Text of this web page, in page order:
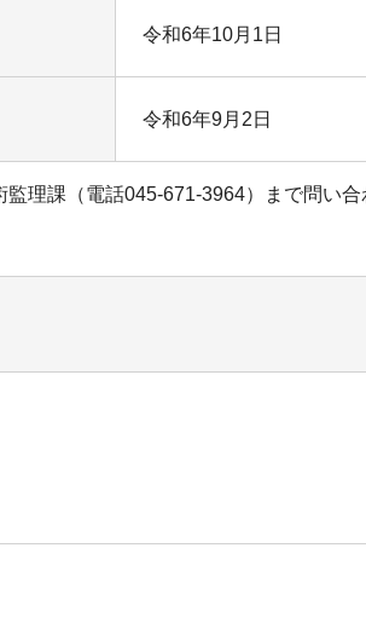
令和6年10月1日
令和6年9月2日
理課（電話045-671-3964）まで問い合